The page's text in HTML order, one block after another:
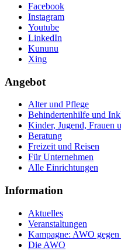
Facebook
Instagram
Youtube
LinkedIn
Kununu
Xing
Angebot
Alter und Pflege
Behindertenhilfe und
Kinder, Jugend, Frauen
Beratung
Freizeit und Reisen
Für Unternehmen
Alle Einrichtungen
Information
Aktuelles
Veranstaltungen
Kampagne: AWO
Die AWO